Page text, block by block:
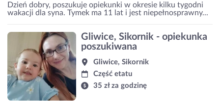
Dzień dobry, poszukuje opiekunki w okresie kilku tygodni
wakacji dla syna. Tymek ma 11 lat i jest niepełnosprawny...
Gliwice, Sikornik - opiekunka
poszukiwana
Gliwice, Sikornik
Część etatu
35 zł za godzinę